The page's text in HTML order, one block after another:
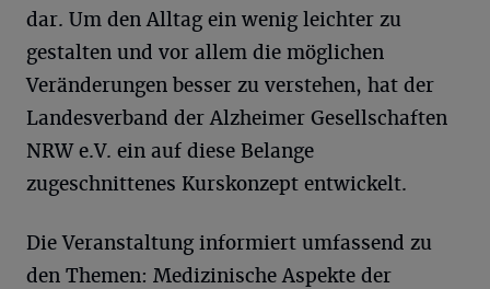
dar. Um den Alltag ein wenig leichter zu
gestalten und vor allem die möglichen
Veränderungen besser zu verstehen, hat der
Landesverband der Alzheimer Gesellschaften
NRW e.V. ein auf diese Belange
zugeschnittenes Kurskonzept entwickelt.
Die Veranstaltung informiert umfassend zu
den Themen: Medizinische Aspekte der